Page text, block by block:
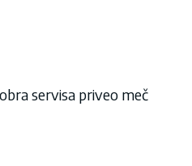
servisa priveo meč